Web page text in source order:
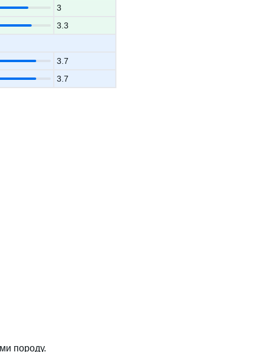
3
3.3
3.7
3.7
породу.